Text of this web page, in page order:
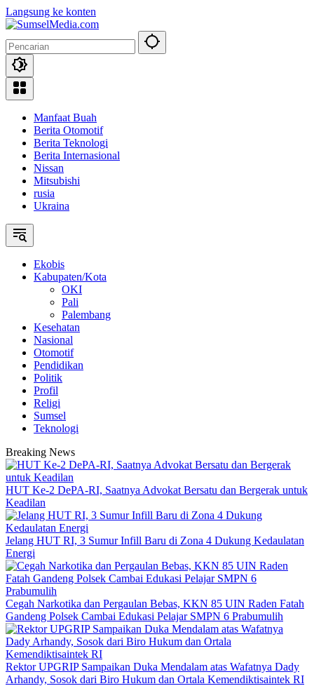
Langsung ke konten
Manfaat Buah
Berita Otomotif
Berita Teknologi
Berita Internasional
Nissan
Mitsubishi
rusia
Ukraina
Ekobis
Kabupaten/Kota
OKI
Pali
Palembang
Kesehatan
Nasional
Otomotif
Pendidikan
Politik
Profil
Religi
Sumsel
Teknologi
Breaking News
HUT Ke-2 DePA-RI, Saatnya Advokat Bersatu dan Bergerak untuk
Keadilan
Jelang HUT RI, 3 Sumur Infill Baru di Zona 4 Dukung Kedaulatan
Energi
Cegah Narkotika dan Pergaulan Bebas, KKN 85 UIN Raden Fatah
Gandeng Polsek Cambai Edukasi Pelajar SMPN 6 Prabumulih
Rektor UPGRIP Sampaikan Duka Mendalam atas Wafatnya Dady
Arhandy, Sosok dari Biro Hukum dan Ortala Kemendiktisaintek RI